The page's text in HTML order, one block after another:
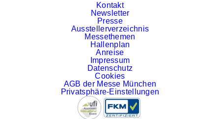
Kontakt
Newsletter
Presse
Ausstellerverzeichnis
Messethemen
Hallenplan
Anreise
Impressum
Datenschutz
Cookies
AGB der Messe München
Privatsphäre-Einstellungen